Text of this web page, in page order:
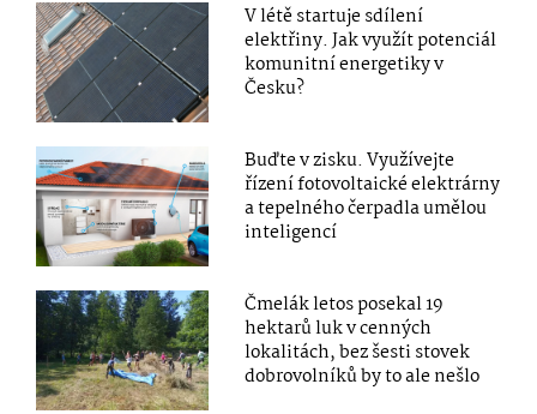
V létě startuje sdílení
elektřiny. Jak využít potenciál
komunitní energetiky v
Česku?
Buďte v zisku. Využívejte
řízení fotovoltaické elektrárny
a tepelného čerpadla umělou
inteligencí
Čmelák letos posekal 19
hektarů luk v cenných
lokalitách, bez šesti stovek
dobrovolníků by to ale nešlo